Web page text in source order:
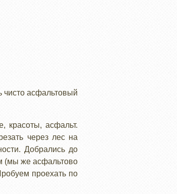
чисто асфальтовый
красоты, асфальт.
через лес на
Добрались до
(мы же асфальтово
проехать по